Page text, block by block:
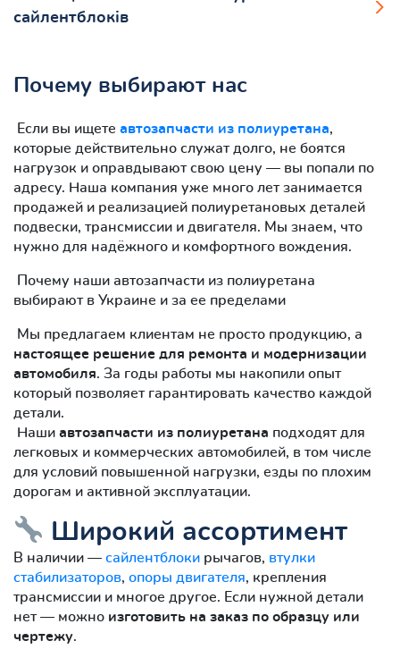
сайлентблоків
Почему выбирают нас
Если вы ищете автозапчасти из полиуретана,
которые действительно служат долго, не боятся
нагрузок и оправдывают свою цену — вы попали по
адресу. Наша компания уже много лет занимается
продажей и реализацией полиуретановых деталей
подвески, трансмиссии и двигателя. Мы знаем, что
нужно для надёжного и комфортного вождения.
Почему наши автозапчасти из полиуретана
выбирают в Украине и за ее пределами
Мы предлагаем клиентам не просто продукцию, а
настоящее решение для ремонта и модернизации
автомобиля. За годы работы мы накопили опыт
который позволяет гарантировать качество каждой
детали.
Наши автозапчасти из полиуретана подходят для
легковых и коммерческих автомобилей, в том числе
для условий повышенной нагрузки, езды по плохим
дорогам и активной эксплуатации.
Широкий ассортимент
В наличии — сайлентблоки рычагов, втулки
стабилизаторов, опоры двигателя, крепления
трансмиссии и многое другое. Если нужной детали
нет — можно изготовить на заказ по образцу или
чертежу.